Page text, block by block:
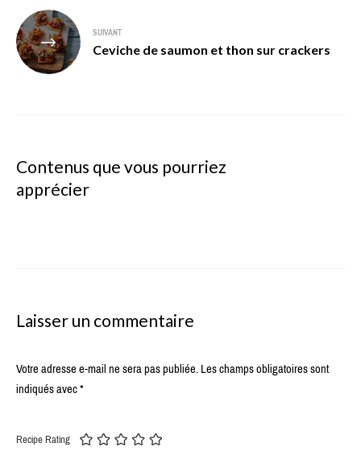
SUIVANT
Ceviche de saumon et thon sur crackers
Contenus que vous pourriez
apprécier
Laisser un commentaire
Votre adresse e-mail ne sera pas publiée.Les champs obligatoires sont
indiqués avec*
Recipe Rating